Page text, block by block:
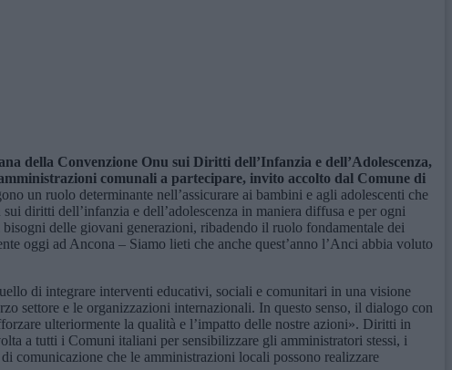
della Convenzione Onu sui Diritti dell’Infanzia e dell’Adolescenza,
comunali a partecipare, invito accolto dal Comune di
un ruolo determinante nell’assicurare ai bambini e agli adolescenti che
diritti dell’infanzia e dell’adolescenza in maniera diffusa e per ogni
delle giovani generazioni, ribadendo il ruolo fondamentale dei
oggi ad Ancona – Siamo lieti che anche quest’anno l’Anci abbia voluto
di integrare interventi educativi, sociali e comunitari in una visione
settore e le organizzazioni internazionali. In questo senso, il dialogo con
ulteriormente la qualità e l’impatto delle nostre azioni». Diritti in
a tutti i Comuni italiani per sensibilizzare gli amministratori stessi, i
comunicazione che le amministrazioni locali possono realizzare